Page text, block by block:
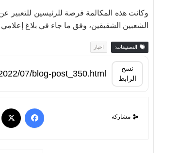
وكانت هذه المكالمة فرصة للرئيسين للتعبير
الشعبين الشقيقين، وفق ما جاء في بلاغ
التصنيفات: اخبار
نسخ
الرابط
مشاركة